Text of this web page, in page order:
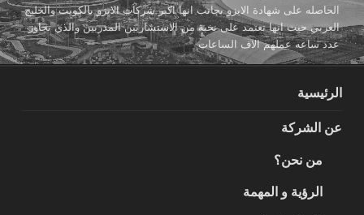
الحاصله على شهادة الايزو بجانب انها اكبر شركات الايزو بالكويت والخليج
العربي حيث انها تعتمد على نخبة من الاستشاريين المدربين والذي تجاوز
عدد ساعه عملهم الاف الساعات
الرئيسية
عن الشركة
من نحن؟
الرؤية و المهمة